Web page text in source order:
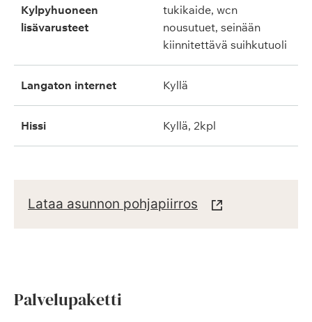
kylpyhuoneen
lisävarusteet
tukikaide, wcn
nousutuet, seinään
kiinnitettävä suihkutuoli
langaton internet kyllä
hissi kyllä, 2kpl
Lataa asunnon pohjapiirros
Palvelupaketti